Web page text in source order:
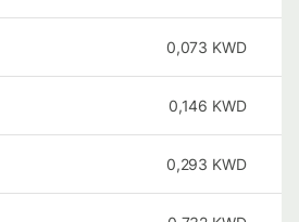
0,073 KWD
0,146 KWD
0,293 KWD